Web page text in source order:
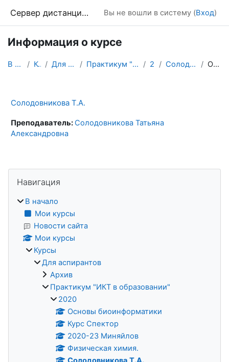
Сервер дистанционного обучения Химического факультета МГУ Вы не вошли в систему (Вход)
Информация о курсе
В начало Курсы Для аспирантов Практикум "ИКТ в образовании" 2020 Солодовникова Т.А. Описание
Солодовникова Т.А.
Преподаватель:Солодовникова Татьяна
Александровна
Блоки
Навигация
В начало
Мои курсы
Новости сайта
Мои курсы
Курсы
Для аспирантов
Архив
Практикум "ИКТ в образовании"
2020
Основы биоинформатики
Курс Спектор
2020-23 Миняйлов
Физическая химия.